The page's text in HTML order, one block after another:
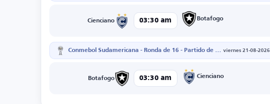
Cienciano 03:30 am Botafogo
Conmebol Sudamericana - Ronda de 16 - Partido de vuelta viernes 21-08-2026
Botafogo 03:30 am Cienciano